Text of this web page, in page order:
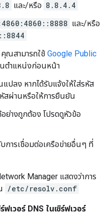
และ/หรือ 8.8.4.4
และ/หรือ
ณสามารถใช้ Google Public
ตำแหน่งก่อนหน้า
ปลง หากได้รับแจ้งให้ใส่รหัส
ผ่านหรือให้การยืนยัน
ย่างถูกต้อง โปรดดูหัวข้อ
การเชื่อมต่อเครือข่ายอื่นๆ ที่
Manager แสดงว่าการ
/etc/resolv.conf
เวอร์ DNS ในเซิร์ฟเวอร์